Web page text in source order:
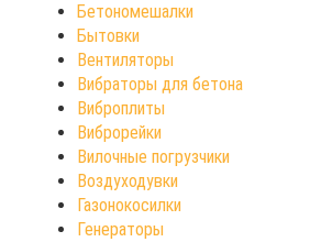
Бетономешалки
Бытовки
Вентиляторы
Вибраторы для бетона
Виброплиты
Виброрейки
Вилочные погрузчики
Воздуходувки
Газонокосилки
Генераторы